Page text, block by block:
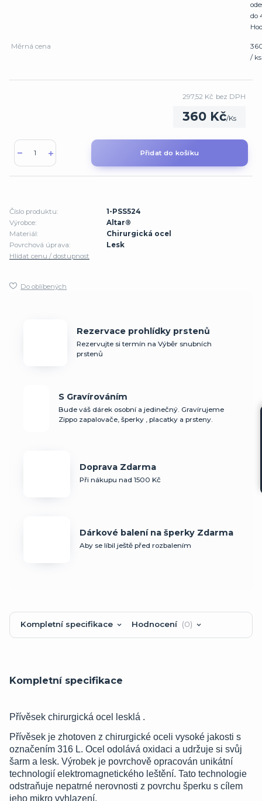
do
Měrná cena
/ ks
360 Kč/Ks
297,52 Kč bez DPH
Přidat do košíku
Číslo produktu:
1-PSS524
Výrobce:
Altar®
Materiál:
Chirurgická ocel
Povrchová úprava:
Lesk
Hlídat cenu / dostupnost
Do oblíbených
Rezervace prohlídky prstenů
Rezervujte si termín na Výběr snubních
prstenů
S Gravírováním
Bude váš dárek osobní a jedinečný. Gravírujeme
Zippo zapalovače, šperky , placatky a prsteny.
Doprava Zdarma
Při nákupu nad 1500 Kč
Dárkové balení na šperky Zdarma
Aby se líbil ještě před rozbalením
Kompletní specifikace Hodnocení 0
Kompletní specifikace
Přívěsek chirurgická ocel lesklá .
Přívěsek je zhotoven z chirurgické oceli vysoké jakosti s
označením 316 L. Ocel odolává oxidaci a udržuje si svůj
šarm a lesk. Výrobek je povrchově opracován unikátní
technologií elektromagnetického leštění. Tato technologie
odstraňuje nepatrné nerovnosti z povrchu šperku s cílem
jeho mikro vyhlazení.